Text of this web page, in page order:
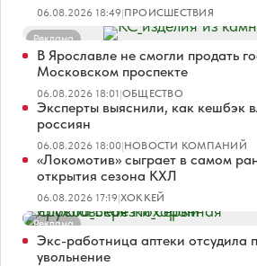
06.08.2026 18:49|ПРОИСШЕСТВИЯ
Реклама
В Ярославле не смогли продать
Московском проспекте
06.08.2026 18:01|ОБЩЕСТВО
Эксперты выяснили, как кешбэк
россиян
06.08.2026 18:00|НОВОСТИ КОМПАНИЙ
«Локомотив» сыграет в самом
открытия сезона КХЛ
06.08.2026 17:19|ХОККЕЙ
Реклама
Экс-работница аптеки отсудила
увольнение